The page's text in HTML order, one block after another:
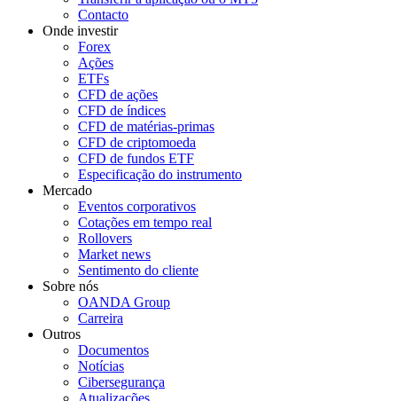
Contacto
Onde investir
Forex
Ações
ETFs
CFD de ações
CFD de índices
CFD de matérias-primas
CFD de criptomoeda
CFD de fundos ETF
Especificação do instrumento
Mercado
Eventos corporativos
Cotações em tempo real
Rollovers
Market news
Sentimento do cliente
Sobre nós
OANDA Group
Carreira
Outros
Documentos
Notícias
Cibersegurança
Atualizações